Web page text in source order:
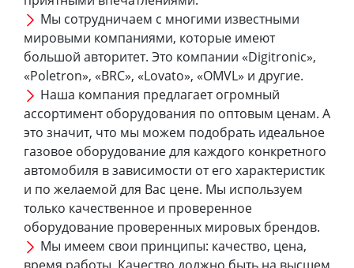
Мы сотрудничаем с многими известными
мировыми компаниями, которые имеют
большой авторитет. Это компании «Digitronic»,
«Poletron», «BRC», «Lovato», «OMVL» и другие.
Наша компания предлагает огромный
ассортимент оборудования по оптовым ценам. А
это значит, что мы можем подобрать идеальное
газовое оборудование для каждого конкретного
автомобиля в зависимости от его характеристик
и по желаемой для Вас цене. Мы используем
только качественное и проверенное
оборудование проверенных мировых брендов.
Мы имеем свои принципы: качество, цена,